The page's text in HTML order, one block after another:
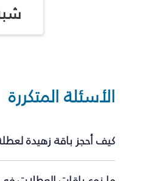
الأسئلة المتكررة
كيف أحجز باقة زهيدة